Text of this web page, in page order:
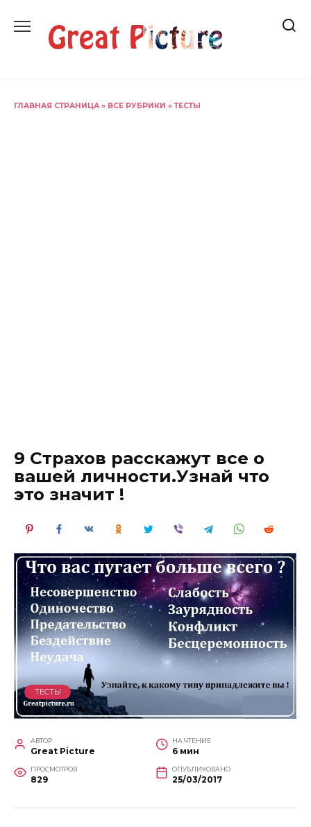
содержанию
ГЛАВНАЯ СТРАНИЦА » ВСЕ РУБРИКИ »ТЕСТЫ
9 Страхов расскажут все о
вашей личности.Узнай что
это значит !
ТЕСТЫ
АВТОР
Great Picture
НА ЧТЕНИЕ
6 мин
ПРОСМОТРОВ
829
ОПУБЛИКОВАНО
25/03/2017